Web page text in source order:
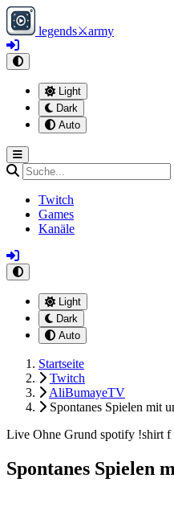
legends⚔army
Light
Dark
Auto
Twitch
Games
Kanäle
Light
Dark
Auto
Startseite
Twitch
AliBumayeTV
Spontanes Spielen mit
Live Ohne Grund spotify !shirt f
Spontanes Spielen